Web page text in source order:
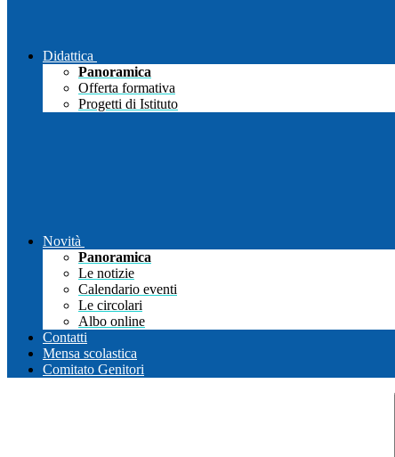
Didattica
Panoramica
Offerta formativa
Progetti di Istituto
Novità
Panoramica
Le notizie
Calendario eventi
Le circolari
Albo online
Contatti
Mensa scolastica
Comitato Genitori